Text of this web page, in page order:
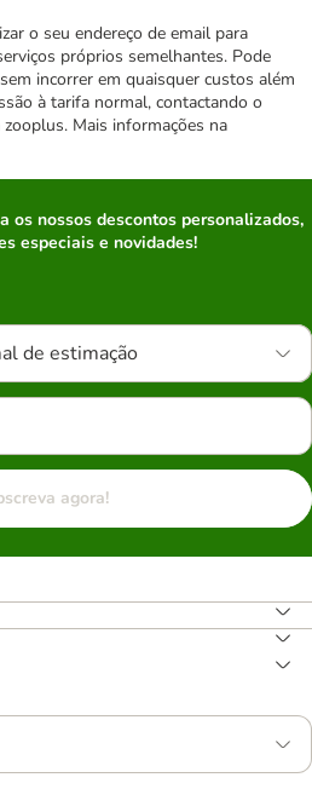
o seu endereço de email para
próprios semelhantes. Pode
incorrer em quaisquer custos além
à tarifa normal, contactando o
Mais informações na
os nossos descontos personalizados,
especiais e novidades!
de estimação
agora!